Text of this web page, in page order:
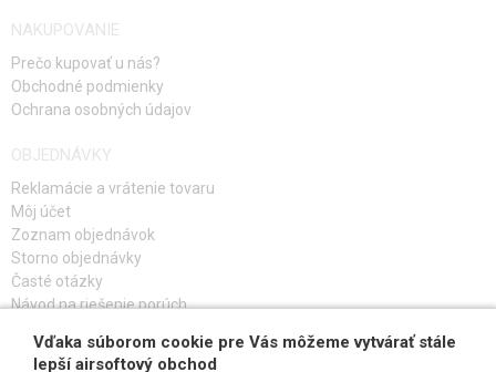
NAKUPOVANIE
Prečo kupovať u nás?
Obchodné podmienky
Ochrana osobných údajov
OBJEDNÁVKY
Reklamácie a vrátenie tovaru
Môj účet
Zoznam objednávok
Storno objednávky
Časté otázky
Návod na riešenie porúch
PRIHLÁS SA K ODBERU
Vďaka súborom cookie pre Vás môžeme vytvárať stále
lepší airsoftový obchod